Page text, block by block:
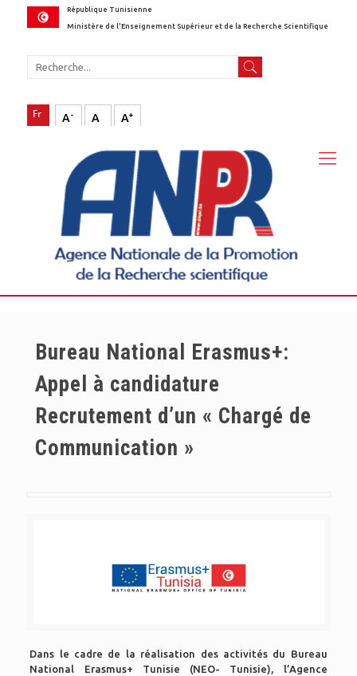
République Tunisienne
Ministère de l'Enseignement Supérieur et de la Recherche Scientifique
A- A A+
Bureau National Erasmus+:
Appel à candidature
Recrutement d’un « Chargé de
Communication »
Dans le cadre de la réalisation des activités du Bureau
National Erasmus+ Tunisie (NEO- Tunisie), l’Agence